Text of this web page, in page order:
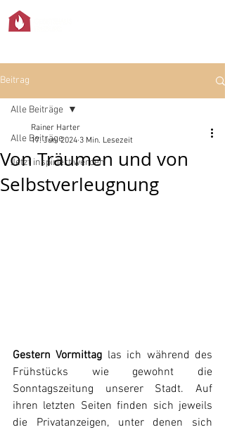
Beitrag
Alle Beiträge
Jetzt inspiriert werden
Alle Beiträge
Von Träumen und von
Selbstverleugnung
Rainer Harter
17. Juni 2024 3 Min. Lesezeit
Gestern Vormittag las ich während des
Frühstücks wie gewohnt die
Sonntagszeitung unserer Stadt. Auf
ihren letzten Seiten finden sich jeweils
die Privatanzeigen, unter denen sich